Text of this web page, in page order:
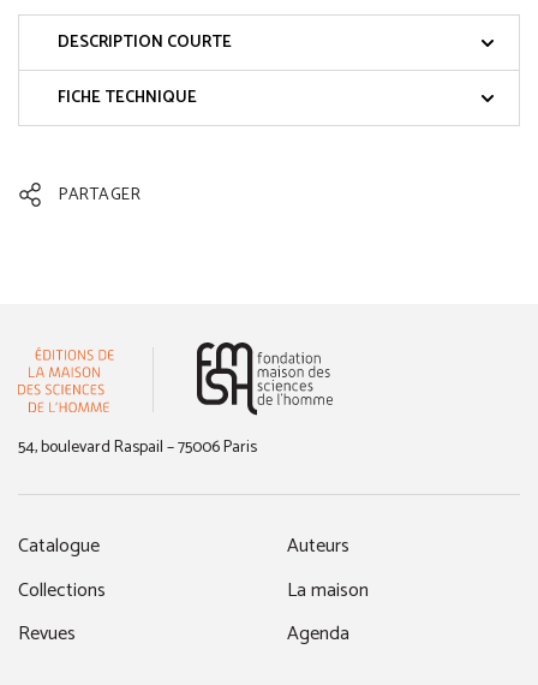
DESCRIPTION COURTE
FICHE TECHNIQUE
PARTAGER
54, boulevard Raspail – 75006 Paris
Catalogue
Collections
Revues
Auteurs
La maison
Agenda